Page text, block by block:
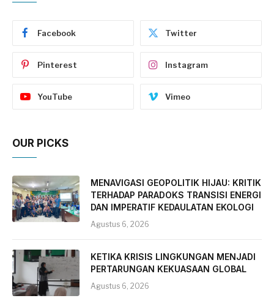
Facebook Twitter
Pinterest Instagram
YouTube Vimeo
OUR PICKS
MENAVIGASI GEOPOLITIK HIJAU: KRITIK
TERHADAP PARADOKS TRANSISI ENERGI
DAN IMPERATIF KEDAULATAN EKOLOGI
Agustus 6, 2026
KETIKA KRISIS LINGKUNGAN MENJADI
PERTARUNGAN KEKUASAAN GLOBAL
Agustus 6, 2026